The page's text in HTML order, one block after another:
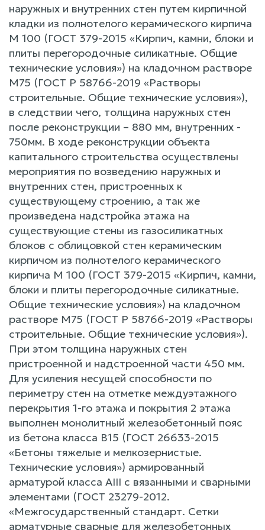
наружных и внутренних стен путем кирпичной
кладки из полнотелого керамического кирпича
М 100 (ГОСТ 379-2015 «Кирпич, камни, блоки и
плиты перегородочные силикатные. Общие
технические условия») на кладочном растворе
М75 (ГОСТ Р 58766-2019 «Растворы
строительные. Общие технические условия»),
в следствии чего, толщина наружных стен
после реконструкции – 880 мм, внутренних -
750мм. В ходе реконструкции объекта
капитального строительства осуществлены
мероприятия по возведению наружных и
внутренних стен, пристроенных к
существующему строению, а так же
произведена надстройка этажа на
существующие стены из газосиликатных
блоков с облицовкой стен керамическим
кирпичом из полнотелого керамического
кирпича М 100 (ГОСТ 379-2015 «Кирпич, камни,
блоки и плиты перегородочные силикатные.
Общие технические условия») на кладочном
растворе М75 (ГОСТ Р 58766-2019 «Растворы
строительные. Общие технические условия»).
При этом толщина наружных стен
пристроенной и надстроенной части 450 мм.
Для усиления несущей способности по
периметру стен на отметке междуэтажного
перекрытия 1-го этажа и покрытия 2 этажа
выполнен монолитный железобетонный пояс
из бетона класса В15 (ГОСТ 26633-2015
«Бетоны тяжелые и мелкозернистые.
Технические условия») армированный
арматурой класса АIII с вязанными и сварными
элементами (ГОСТ 23279-2012.
«Межгосударственный стандарт. Сетки
арматурные сварные для железобетонных